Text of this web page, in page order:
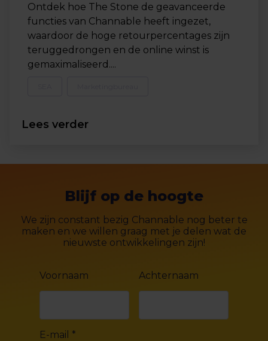
Ontdek hoe The Stone de geavanceerde
functies van Channable heeft ingezet,
waardoor de hoge retourpercentages zijn
teruggedrongen en de online winst is
gemaximaliseerd....
Lees verder
Blijf op de hoogte
We zijn constant bezig Channable nog beter te
maken en we willen graag met je delen wat de
nieuwste ontwikkelingen zijn!
Voornaam Achternaam
E-mail *